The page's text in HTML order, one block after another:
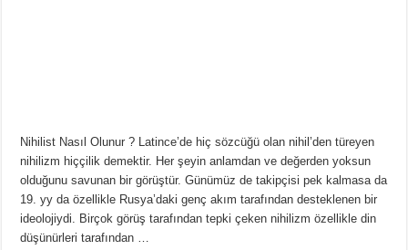
Nihilist Nasıl Olunur ? Latince’de hiç sözcüğü olan nihil’den türeyen
nihilizm hiççilik demektir. Her şeyin anlamdan ve değerden yoksun
olduğunu savunan bir görüştür. Günümüz de takipçisi pek kalmasa da
19. yy da özellikle Rusya’daki genç akım tarafından desteklenen bir
ideolojiydi. Birçok görüş tarafından tepki çeken nihilizm özellikle din
düşünürleri tarafından …